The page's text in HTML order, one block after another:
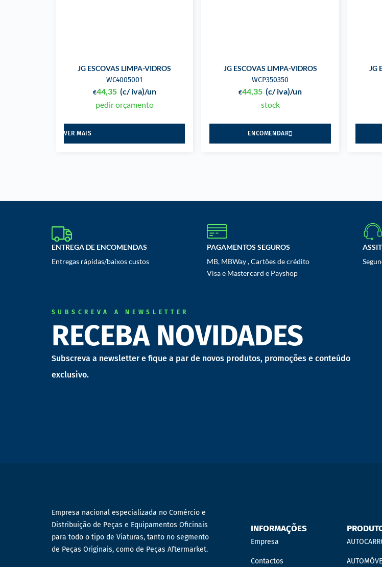
JG ESCOVAS LIMPA-VIDROS
WC4005001
€44,35 (c/ iva)/un
pedir orçamento
VER MAIS
JG ESCOVAS LIMPA-VIDROS
WCP350350
€44,35 (c/ iva)/un
stock
ENCOMENDAR
JG
ENTREGA DE ENCOMENDAS
Entregas rápidas/baixos custos
PAGAMENTOS SEGUROS
MB, MBWay , Cartões de crédito
Visa e Mastercard e Payshop
SUBSCREVA A NEWSLETTER
RECEBA NOVIDADES
Subscreva a newsletter e fique a par de novos produtos, promoções e conteúdo
exclusivo.
Empresa nacional especializada no Comércio e
Distribuição de Peças e Equipamentos Oficinais
para todo o tipo de Viaturas, tanto no segmento
de Peças Originais, como de Peças Aftermarket.
INFORMAÇÕES
Empresa
Contactos